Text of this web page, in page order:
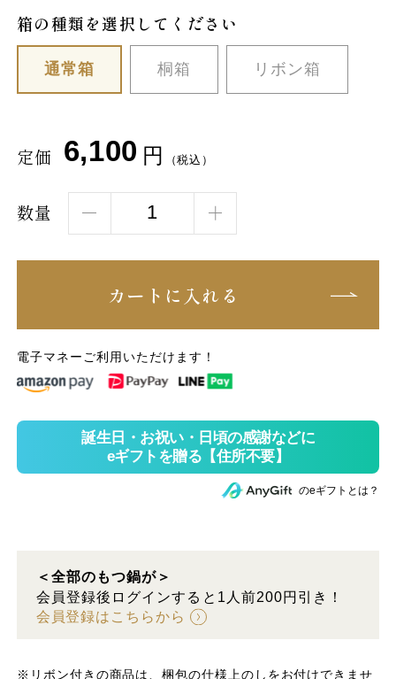
箱の種類を選択してください
通常箱 桐箱 リボン箱
定価 6,100 円 （税込）
数量
カートに入れる
電子マネーご利用いただけます！
のeギフトとは？
＜全部のもつ鍋が＞
会員登録後ログインすると1人前200円引き！
会員登録はこちらから
※リボン付きの商品は、梱包の仕様上のしをお付けできませ